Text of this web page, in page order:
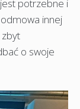
potrzebne i
innej
o swoje